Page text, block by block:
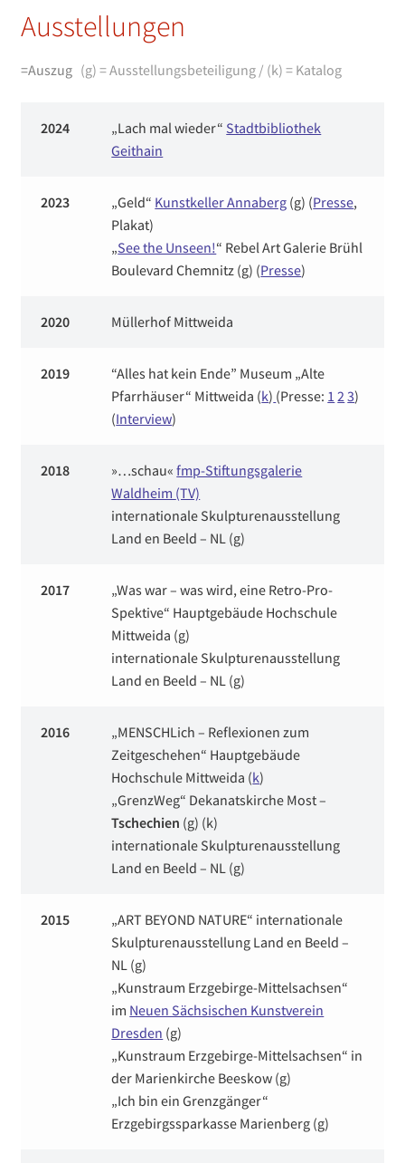
Ausstellungen
=Auszug (g) = Ausstellungsbeteiligung / (k) = Katalog
2024 „Lach mal wieder“ Stadtbibliothek
Geithain
2023 „Geld“ Kunstkeller Annaberg (g) (Presse,
Plakat)
„See the Unseen!“ Rebel Art Galerie Brühl
Boulevard Chemnitz (g) (Presse)
2020 Müllerhof Mittweida
2019
“Alles hat kein Ende” Museum „Alte
Pfarrhäuser“ Mittweida (k) (Presse: 1 2 3)
(Interview)
2018 »…schau«fmp-Stiftungsgalerie
Waldheim (TV)
internationale Skulpturenausstellung
Land en Beeld – NL (g)
2017
„Was war – was wird, eine Retro-Pro-
Spektive“ Hauptgebäude Hochschule
Mittweida (g)
internationale Skulpturenausstellung
Land en Beeld – NL (g)
2016
„MENSCHLich – Reflexionen zum
Zeitgeschehen“ Hauptgebäude
Hochschule Mittweida (k)
„GrenzWeg“ Dekanatskirche Most –
Tschechien (g) (k)
internationale Skulpturenausstellung
Land en Beeld – NL (g)
2015
„ART BEYOND NATURE“ internationale
Skulpturenausstellung Land en Beeld –
NL (g)
„Kunstraum Erzgebirge-Mittelsachsen“
im Neuen Sächsischen Kunstverein
Dresden (g)
„Kunstraum Erzgebirge-Mittelsachsen“ in
der Marienkirche Beeskow (g)
„Ich bin ein Grenzgänger“
Erzgebirgssparkasse Marienberg (g)